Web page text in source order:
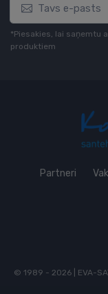
*Piesakies, lai saņemtu
produktiem
Partneri
© 1989 - 2026 | EVA-